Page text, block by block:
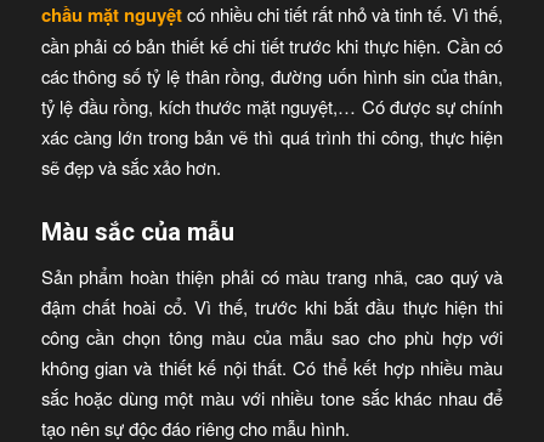
chầu mặt nguyệtcó nhiều chi tiết rất nhỏ và tinh tế. Vì thế,
cần phải có bản thiết kế chi tiết trước khi thực hiện. Cần có
các thông số tỷ lệ thân rồng, đường uốn hình sin của thân,
tỷ lệ đầu rồng, kích thước mặt nguyệt,… Có được sự chính
xác càng lớn trong bản vẽ thì quá trình thi công, thực hiện
sẽ đẹp và sắc xảo hơn.
Màu sắc của mẫu
Sản phẩm hoàn thiện phải có màu trang nhã, cao quý và
đậm chất hoài cổ. Vì thế, trước khi bắt đầu thực hiện thi
công cần chọn tông màu của mẫu sao cho phù hợp với
không gian và thiết kế nội thất. Có thể kết hợp nhiều màu
sắc hoặc dùng một màu với nhiều tone sắc khác nhau để
tạo nên sự độc đáo riêng cho mẫu hình.